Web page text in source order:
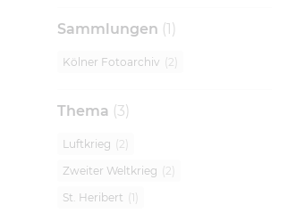
Sammlungen (1)
Kölner Fotoarchiv ( 2
Thema (3)
Luftkrieg ( 2
Zweiter Weltkrieg ( 2
St. Heribert (1